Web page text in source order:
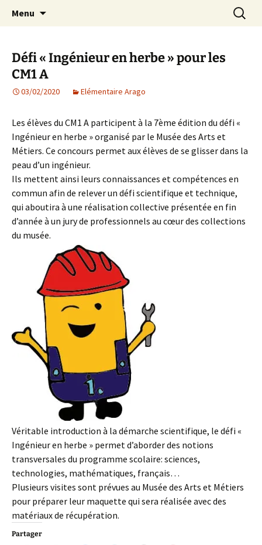
AIP Paris 14 – Association
Indépendante des Parents
d'élèves depuis 1981
Agit – s'Investit – Participe au service des
enfants du secteur scolaire Dolent-Arago-
Menu
Défi « Ingénieur en herbe » pour les
CM1 A
03/02/2020 Elémentaire Arago
Les élèves du CM1 A participent à la 7ème édition du défi «
Ingénieur en herbe » organisé par le Musée des Arts et
Métiers. Ce concours permet aux élèves de se glisser dans la
peau d’un ingénieur.
Ils mettent ainsi leurs connaissances et compétences en
commun afin de relever un défi scientifique et technique,
qui aboutira à une réalisation collective présentée en fin
d’année à un jury de professionnels au cœur des collections
du musée.
Véritable introduction à la démarche scientifique, le défi «
Ingénieur en herbe » permet d’aborder des notions
transversales du programme scolaire: sciences,
technologies, mathématiques, français…
Plusieurs visites sont prévues au Musée des Arts et Métiers
pour préparer leur maquette qui sera réalisée avec des
matériaux de récupération.
Partager